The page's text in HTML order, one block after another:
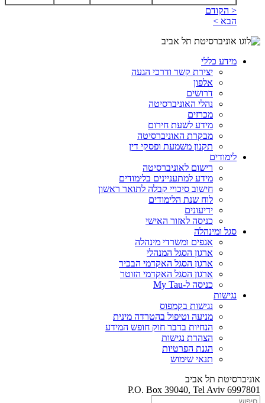
< הקודם
הבא >
מידע כללי
יצירת קשר ודרכי הגעה
אלפון
דרושים
נהלי האוניברסיטה
מכרזים
מידע לשעת חירום
מבקרת האוניברסיטה
תקנון משמעת ופסקי דין
לימודים
רישום לאוניברסיטה
מידע למתעניינים בלימודים
חישוב סיכויי קבלה לתואר ראשון
לוח שנת הלימודים
ידיעונים
כניסה לאזור האישי
סגל ומינהלה
אגפים ומשרדי מינהלה
ארגון הסגל המנהלי
ארגון הסגל האקדמי הבכיר
ארגון הסגל האקדמי הזוטר
כניסה ל-My Tau
נגישות
נגישות בקמפוס
מניעה וטיפול בהטרדה מינית
הנחיות בדבר חוק חופש המידע
הצהרת נגישות
הגנת הפרטיות
תנאי שימוש
אוניברסיטת תל אביב
P.O. Box 39040, Tel Aviv 6997801